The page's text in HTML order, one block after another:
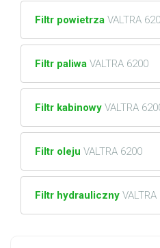
Filtr powietrza VALTRA
Filtr paliwa VALTRA 6200
Filtr kabinowy VALTRA
Filtr oleju VALTRA 6200
Filtr hydrauliczny